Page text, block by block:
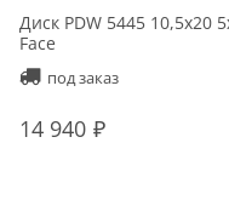
Диск PDW 5445 10,5x20
Face
под заказ
14 940